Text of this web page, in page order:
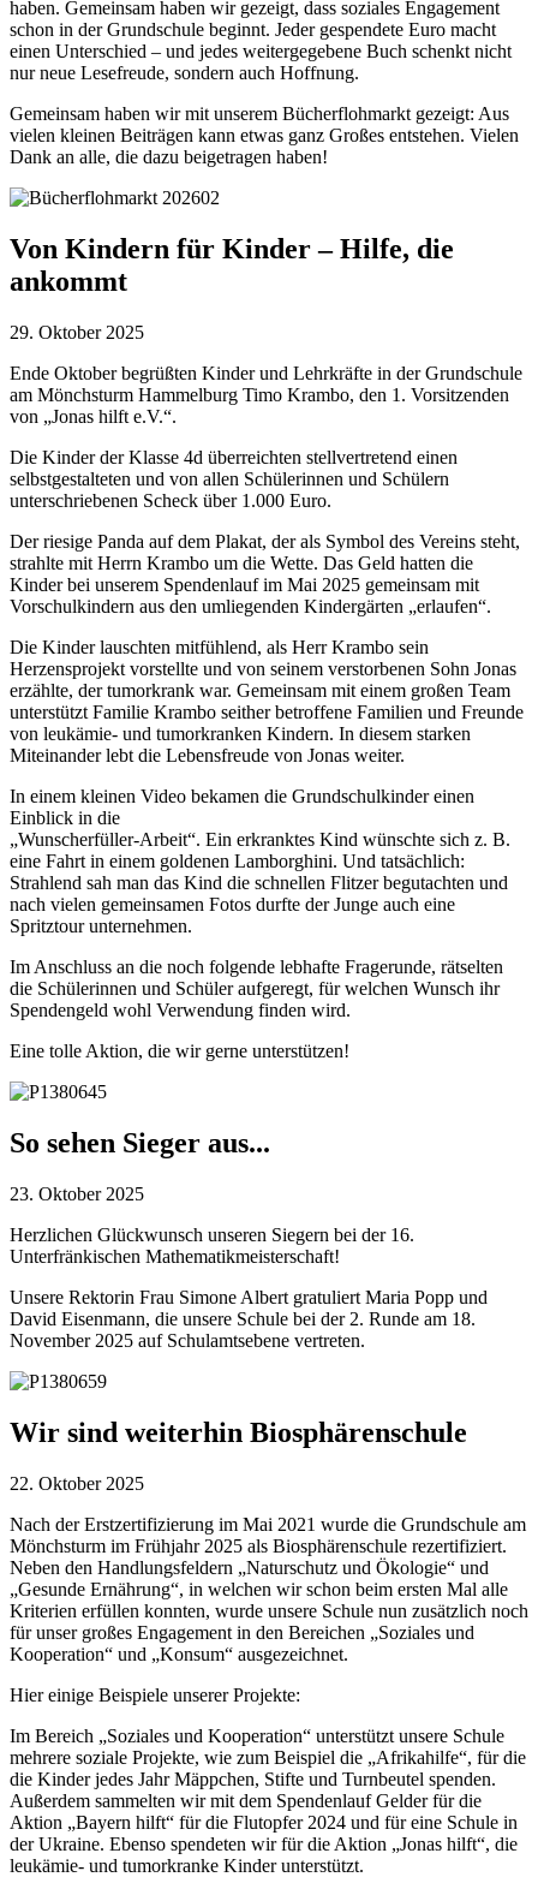
haben. Gemeinsam haben wir gezeigt, dass soziales Engagement
schon in der Grundschule beginnt. Jeder gespendete Euro macht
einen Unterschied – und jedes weitergegebene Buch schenkt nicht
nur neue Lesefreude, sondern auch Hoffnung.
Gemeinsam haben wir mit unserem Bücherflohmarkt gezeigt: Aus
vielen kleinen Beiträgen kann etwas ganz Großes entstehen. Vielen
Dank an alle, die dazu beigetragen haben!
Von Kindern für Kinder – Hilfe, die
ankommt
29. Oktober 2025
Ende Oktober begrüßten Kinder und Lehrkräfte in der Grundschule
am Mönchsturm Hammelburg Timo Krambo, den 1. Vorsitzenden
von „Jonas hilft e.V.“.
Die Kinder der Klasse 4d überreichten stellvertretend einen
selbstgestalteten und von allen Schülerinnen und Schülern
unterschriebenen Scheck über 1.000 Euro.
Der riesige Panda auf dem Plakat, der als Symbol des Vereins steht,
strahlte mit Herrn Krambo um die Wette. Das Geld hatten die
Kinder bei unserem Spendenlauf im Mai 2025 gemeinsam mit
Vorschulkindern aus den umliegenden Kindergärten „erlaufen“.
Die Kinder lauschten mitfühlend, als Herr Krambo sein
Herzensprojekt vorstellte und von seinem verstorbenen Sohn Jonas
erzählte, der tumorkrank war. Gemeinsam mit einem großen Team
unterstützt Familie Krambo seither betroffene Familien und Freunde
von leukämie- und tumorkranken Kindern. In diesem starken
Miteinander lebt die Lebensfreude von Jonas weiter.
In einem kleinen Video bekamen die Grundschulkinder einen
Einblick in die
„Wunscherfüller-Arbeit“. Ein erkranktes Kind wünschte sich z. B.
eine Fahrt in einem goldenen Lamborghini. Und tatsächlich:
Strahlend sah man das Kind die schnellen Flitzer begutachten und
nach vielen gemeinsamen Fotos durfte der Junge auch eine
Spritztour unternehmen.
Im Anschluss an die noch folgende lebhafte Fragerunde, rätselten
die Schülerinnen und Schüler aufgeregt, für welchen Wunsch ihr
Spendengeld wohl Verwendung finden wird.
Eine tolle Aktion, die wir gerne unterstützen!
So sehen Sieger aus...
23. Oktober 2025
Herzlichen Glückwunsch unseren Siegern bei der 16.
Unterfränkischen Mathematikmeisterschaft!
Unsere Rektorin Frau Simone Albert gratuliert Maria Popp und
David Eisenmann, die unsere Schule bei der 2. Runde am 18.
November 2025 auf Schulamtsebene vertreten.
Wir sind weiterhin Biosphärenschule
22. Oktober 2025
Nach der Erstzertifizierung im Mai 2021 wurde die Grundschule am
Mönchsturm im Frühjahr 2025 als Biosphärenschule rezertifiziert.
Neben den Handlungsfeldern „Naturschutz und Ökologie“ und
„Gesunde Ernährung“, in welchen wir schon beim ersten Mal alle
Kriterien erfüllen konnten, wurde unsere Schule nun zusätzlich noch
für unser großes Engagement in den Bereichen „Soziales und
Kooperation“ und „Konsum“ ausgezeichnet.
Hier einige Beispiele unserer Projekte:
Im Bereich „Soziales und Kooperation“ unterstützt unsere Schule
mehrere soziale Projekte, wie zum Beispiel die „Afrikahilfe“, für die
die Kinder jedes Jahr Mäppchen, Stifte und Turnbeutel spenden.
Außerdem sammelten wir mit dem Spendenlauf Gelder für die
Aktion „Bayern hilft“ für die Flutopfer 2024 und für eine Schule in
der Ukraine. Ebenso spendeten wir für die Aktion „Jonas hilft“, die
leukämie- und tumorkranke Kinder unterstützt.